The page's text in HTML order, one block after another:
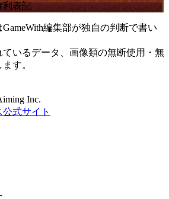
利表記
編集部が独自の判断で書い
いるデータ、画像類の無断使用・無
す。
Inc.
式サイト